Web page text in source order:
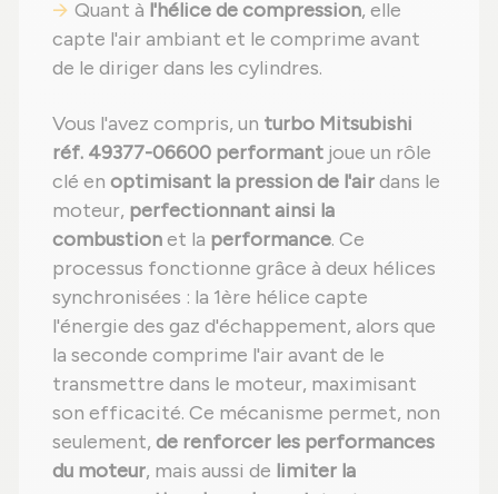
Quant à l'hélice de compression, elle
capte l'air ambiant et le comprime avant
de le diriger dans les cylindres.
Vous l'avez compris, un turbo Mitsubishi
réf. 49377-06600 performant joue un rôle
clé en optimisant la pression de l'airdans le
moteur, perfectionnant ainsi la
combustionet la performance. Ce
processus fonctionne grâce à deux hélices
synchronisées : la 1ère hélice capte
l'énergie des gaz d'échappement, alors que
la seconde comprime l'air avant de le
transmettre dans le moteur, maximisant
son efficacité. Ce mécanisme permet, non
seulement, de renforcer les performances
du moteur, mais aussi de limiter la